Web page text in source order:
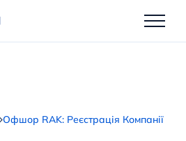
Офшор RAK: Реєстрація Компанії